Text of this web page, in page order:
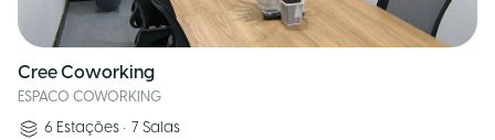
Cree Coworking
ESPACO COWORKING
6 Estações • 7 Salas